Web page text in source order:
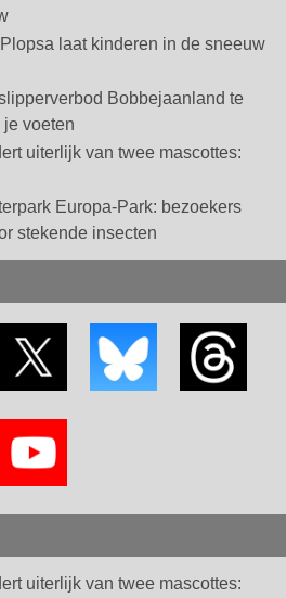
laat kinderen in de sneeuw
Bobbejaanland te
voeten
uiterlijk van twee mascottes:
Europa-Park: bezoekers
stekende insecten
uiterlijk van twee mascottes: